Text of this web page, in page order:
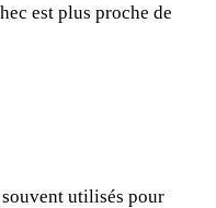
est plus proche de
utilisés pour